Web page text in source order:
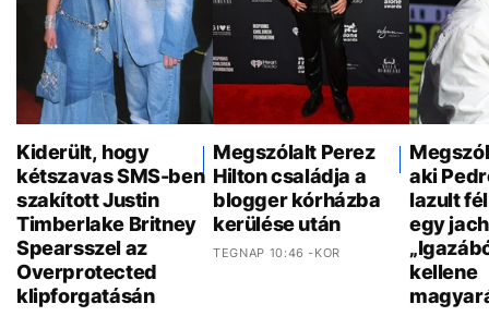
Kiderült, hogy
kétszavas SMS-ben
szakított Justin
Timberlake Britney
Spearsszel az
Overprotected
klipforgatásán
Megszólalt Perez
Hilton családja a
blogger kórházba
kerülése után
TEGNAP 10:46 -KOR
aki
lazult
egy
kellene